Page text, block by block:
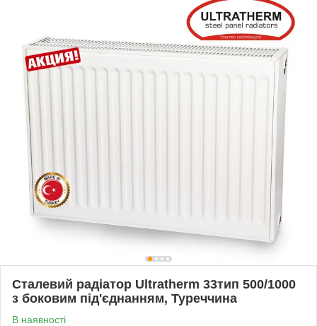
Сталевий радіатор Ultratherm 33тип 500/1000
з боковим під'єднанням, Туреччина
В наявності